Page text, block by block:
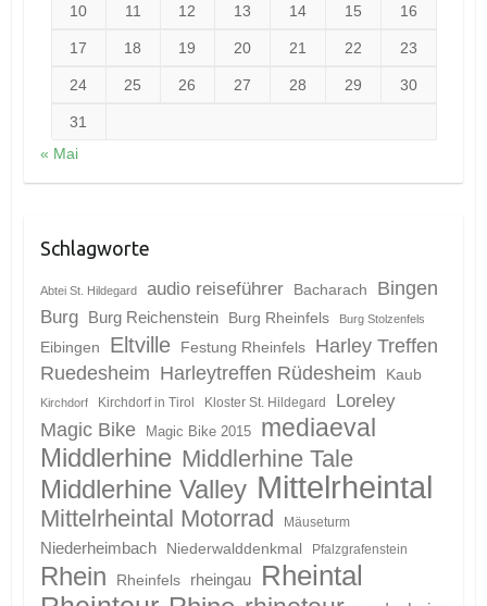
10 11 12 13 14 15 16
17 18 19 20 21 22 23
24 25 26 27 28 29 30
31
« Mai
Schlagworte
Abtei St. Hildegard audio reiseführer Bacharach
Bingen
Burg
Burg Reichenstein Burg Rheinfels Burg Stolzenfels
Eibingen Eltville Festung Rheinfels
Harley Treffen
Ruedesheim Harleytreffen Rüdesheim Kaub
Kirchdorf Kirchdorf in Tirol Kloster St. Hildegard Loreley
Magic Bike Magic Bike 2015 mediaeval
Middlerhine Middlerhine Tale
Middlerhine Valley Mittelrheintal
Mittelrheintal Motorrad Mäuseturm
Niederheimbach Niederwalddenkmal Pfalzgrafenstein
Rhein Rheinfels rheingau
Rheintal